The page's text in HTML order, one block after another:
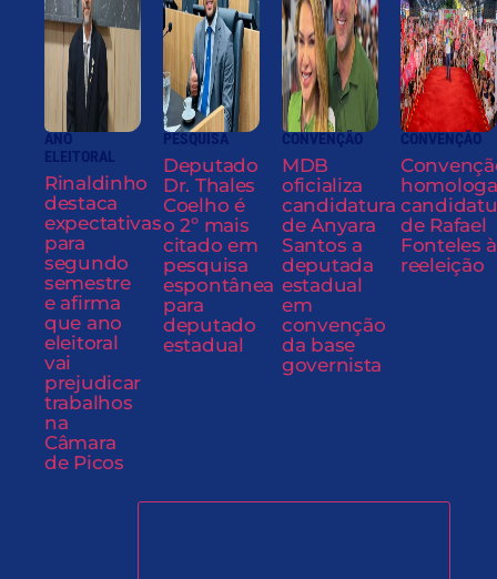
ANO
ELEITORAL
Rinaldinho
destaca
expectativas
para
segundo
semestre
e afirma
que ano
eleitoral
vai
prejudicar
trabalhos
na
Câmara
de Picos
PESQUISA
Deputado
Dr. Thales
Coelho é
o 2º mais
citado em
pesquisa
espontânea
para
deputado
estadual
CONVENÇÃO
MDB
oficializa
candidatura
de Anyara
Santos a
deputada
estadual
em
convenção
da base
governista
CONVENÇÃO
homologa
de Rafael
Fonteles à
reeleição